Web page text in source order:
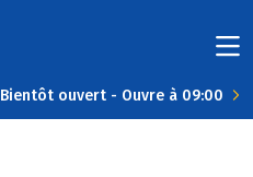
Bientôt ouvert - Ouvre à 09:00